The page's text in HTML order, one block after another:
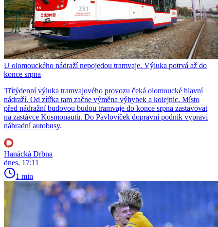
U olomouckého nádraží nepojedou tramvaje. Výluka potrvá až do
konce srpna
Třítýdenní výluka tramvajového provozu čeká olomoucké hlavní
nádraží. Od zítřka tam začne výměna výhybek a kolejnic. Místo
před nádražní budovou budou tramvaje do konce srpna zastavovat
na zastávce Kosmonautů. Do Pavloviček dopravní podnik vypraví
náhradní autobusy.
Hanácká Drbna
dnes, 17:11
1 min